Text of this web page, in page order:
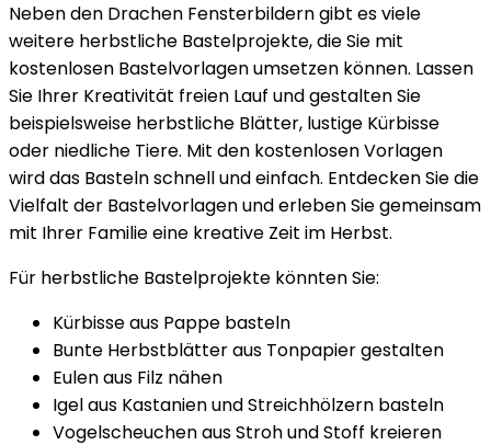
Neben den Drachen Fensterbildern gibt es viele
weitere herbstliche Bastelprojekte, die Sie mit
kostenlosen Bastelvorlagen umsetzen können. Lassen
Sie Ihrer Kreativität freien Lauf und gestalten Sie
beispielsweise herbstliche Blätter, lustige Kürbisse
oder niedliche Tiere. Mit den kostenlosen Vorlagen
wird das Basteln schnell und einfach. Entdecken Sie die
Vielfalt der Bastelvorlagen und erleben Sie gemeinsam
mit Ihrer Familie eine kreative Zeit im Herbst.
Für herbstliche Bastelprojekte könnten Sie:
Kürbisse aus Pappe basteln
Bunte Herbstblätter aus Tonpapier gestalten
Eulen aus Filz nähen
Igel aus Kastanien und Streichhölzern basteln
Vogelscheuchen aus Stroh und Stoff kreieren